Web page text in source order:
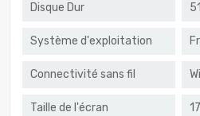
Disque Dur
Système d'exploitation
Connectivité sans fil
Taille de l'écran